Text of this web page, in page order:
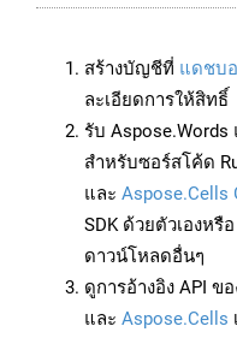
สร้างบัญชีที่ แดชบ
ละเอียดการให้สิทธิ์
รับ Aspose.Words
สำหรับซอร์สโค้ด
และ Aspose.Cells
SDK ด้วยตัวเองหรื
ดาวน์โหลดอื่นๆ
ดูการอ้างอิง API ข
และ Aspose.Cells